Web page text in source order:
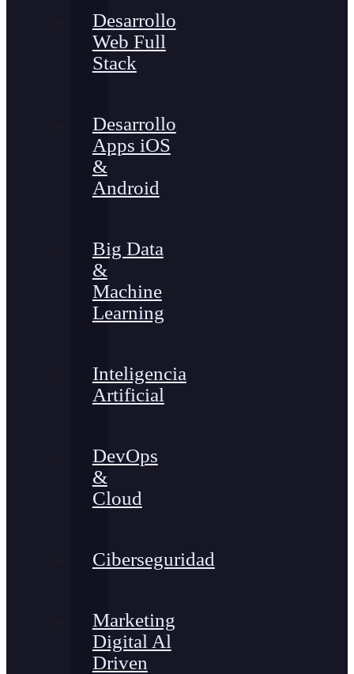
Desarrollo
Web Full
Stack
Desarrollo
Apps iOS
&
Android
Big Data
&
Machine
Learning
Inteligencia
Artificial
DevOps
&
Cloud
Ciberseguridad
Marketing
Digital Al
Driven